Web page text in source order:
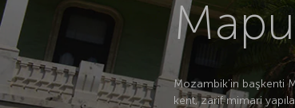
Mozambik’in başkenti
kent, zarif mimari